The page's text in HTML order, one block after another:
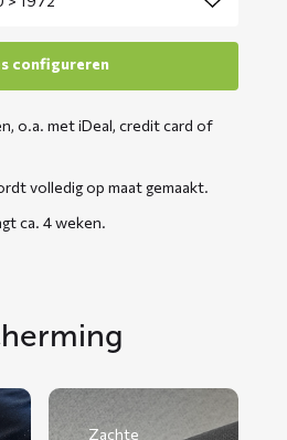
o.a. met iDeal, credit card of
volledig op maat gemaakt.
ca. 4 weken.
Zachte